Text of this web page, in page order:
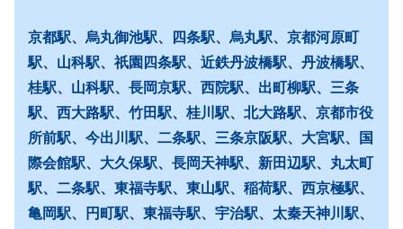
京都駅、烏丸御池駅、四条駅、烏丸駅、京都河原町
駅、山科駅、祇園四条駅、近鉄丹波橋駅、丹波橋駅、
桂駅、山科駅、長岡京駅、西院駅、出町柳駅、三条
駅、西大路駅、竹田駅、桂川駅、北大路駅、京都市役
所前駅、今出川駅、二条駅、三条京阪駅、大宮駅、国
際会館駅、大久保駅、長岡天神駅、新田辺駅、丸太町
駅、二条駅、東福寺駅、東山駅、稲荷駅、西京極駅、
亀岡駅、円町駅、東福寺駅、宇治駅、太秦天神川駅、